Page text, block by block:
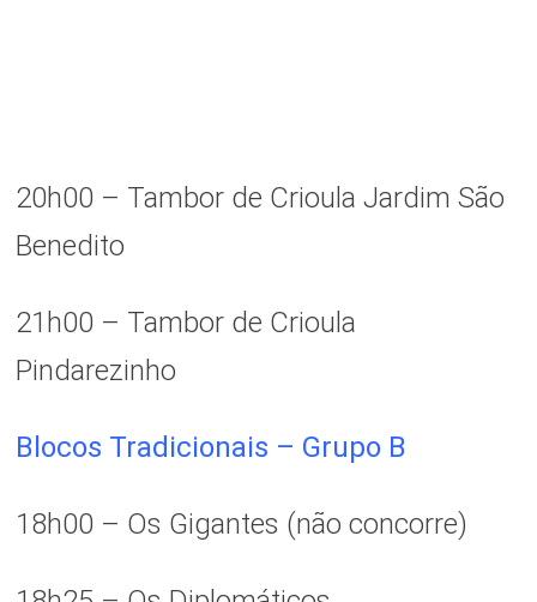
20h00 – Tambor de Crioula Jardim São
Benedito
21h00 – Tambor de Crioula
Pindarezinho
Blocos Tradicionais – Grupo B
18h00 – Os Gigantes (não concorre)